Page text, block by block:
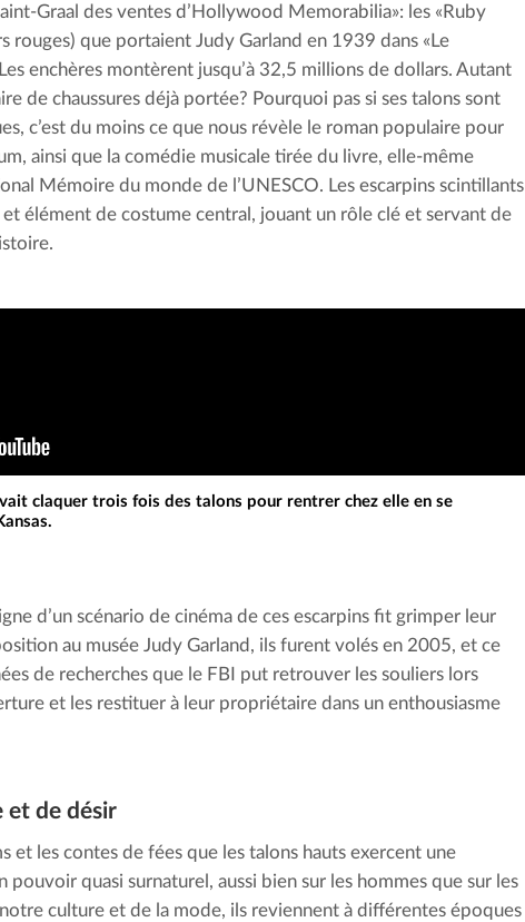
Graal des ventes d’Hollywood Memorabilia»: les «Ruby
rouges) que portaient Judy Garland en 1939 dans «Le
enchères montèrent jusqu’à 32,5 millions de dollars. Autant
de chaussures déjà portée? Pourquoi pas si ses talons sont
c’est du moins ce que nous révèle le roman populaire pour
ainsi que la comédie musicale tirée du livre, elle-même
Mémoire du monde de l’UNESCO. Les escarpins scintillants
élément de costume central, jouant un rôle clé et servant de
claquer trois fois des talons pour rentrer chez elle en se
d’un scénario de cinéma de ces escarpins fit grimper leur
au musée Judy Garland, ils furent volés en 2005, et ce
de recherches que le FBI put retrouver les souliers lors
et les restituer à leur propriétaire dans un enthousiasme
et de désir
et les contes de fées que les talons hauts exercent une
quasi surnaturel, aussi bien sur les hommes que sur les
culture et de la mode, ils reviennent à différentes époques